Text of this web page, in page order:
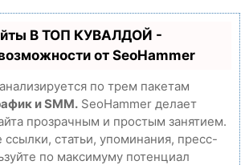
В ТОП КУВАЛДОЙ -
от SeoHammer
по трем пакетам
и SMM. SeoHammer делает
прозрачным и простым занятием.
статьи, упоминания, пресс-
по максимуму потенциал